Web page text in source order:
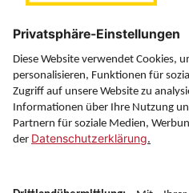
Über uns
Service
Information
Folgen Sie uns auf